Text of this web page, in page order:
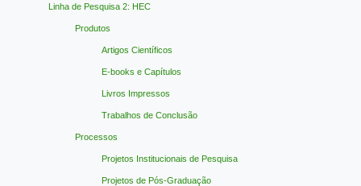
Linha de Pesquisa 2: HEC
Produtos
Artigos Científicos
E-books e Capítulos
Livros Impressos
Trabalhos de Conclusão
Processos
Projetos Institucionais de Pesquisa
Projetos de Pós-Graduação